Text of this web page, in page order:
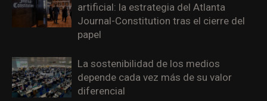
artificial: la estrategia del Atlanta
Journal-Constitution tras el cierre del
papel
La sostenibilidad de los medios
depende cada vez más de su valor
diferencial